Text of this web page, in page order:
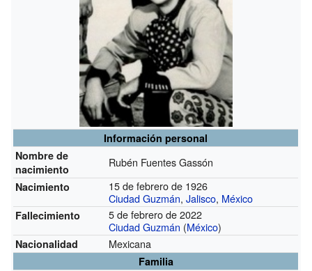
Información personal
Nombre de
nacimiento
Rubén Fuentes Gassón
Nacimiento
15 de febrero de 1926
Ciudad Guzmán,Jalisco, México
Fallecimiento
5 de febrero de 2022
Ciudad Guzmán (México)
Nacionalidad Mexicana
Familia